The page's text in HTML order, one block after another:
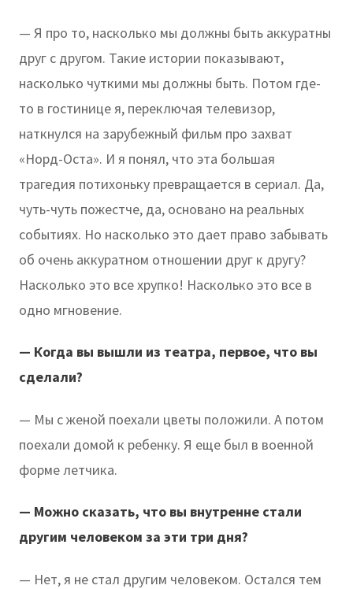
— Я про то, насколько мы должны быть аккуратны
друг с другом. Такие истории показывают,
насколько чуткими мы должны быть. Потом где-
то в гостинице я, переключая телевизор,
наткнулся на зарубежный фильм про захват
«Норд-Оста». И я понял, что эта большая
трагедия потихоньку превращается в сериал. Да,
чуть-чуть пожестче, да, основано на реальных
событиях. Но насколько это дает право забывать
об очень аккуратном отношении друг к другу?
Насколько это все хрупко! Насколько это все в
одно мгновение.
— Когда вы вышли из театра, первое, что вы
сделали?
— Мы с женой поехали цветы положили. А потом
поехали домой к ребенку. Я еще был в военной
форме летчика.
— Можно сказать, что вы внутренне стали
другим человеком за эти три дня?
— Нет, я не стал другим человеком. Остался тем